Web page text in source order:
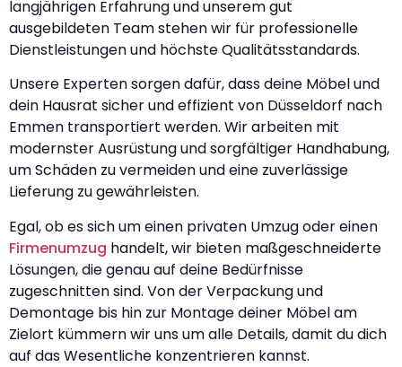
langjährigen Erfahrung und unserem gut
ausgebildeten Team stehen wir für professionelle
Dienstleistungen und höchste Qualitätsstandards.
Unsere Experten sorgen dafür, dass deine Möbel und
dein Hausrat sicher und effizient von Düsseldorf nach
Emmen transportiert werden. Wir arbeiten mit
modernster Ausrüstung und sorgfältiger Handhabung,
um Schäden zu vermeiden und eine zuverlässige
Lieferung zu gewährleisten.
Egal, ob es sich um einen privaten Umzug oder einen
Firmenumzug handelt, wir bieten maßgeschneiderte
Lösungen, die genau auf deine Bedürfnisse
zugeschnitten sind. Von der Verpackung und
Demontage bis hin zur Montage deiner Möbel am
Zielort kümmern wir uns um alle Details, damit du dich
auf das Wesentliche konzentrieren kannst.